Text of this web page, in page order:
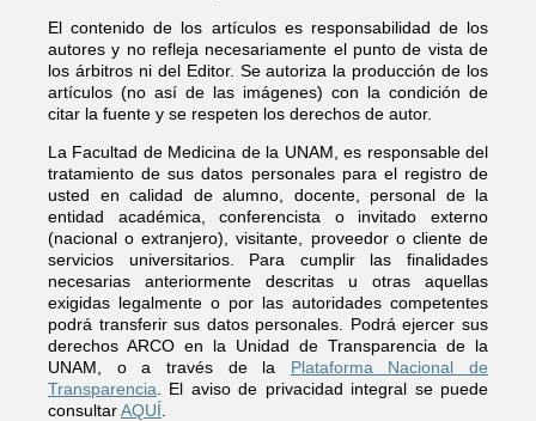
El contenido de los artículos es responsabilidad de los
autores y no refleja necesariamente el punto de vista de
los árbitros ni del Editor. Se autoriza la producción de los
artículos (no así de las imágenes) con la condición de
citar la fuente y se respeten los derechos de autor.
La Facultad de Medicina de la UNAM, es responsable del
tratamiento de sus datos personales para el registro de
usted en calidad de alumno, docente, personal de la
entidad académica, conferencista o invitado externo
(nacional o extranjero), visitante, proveedor o cliente de
servicios universitarios. Para cumplir las finalidades
necesarias anteriormente descritas u otras aquellas
exigidas legalmente o por las autoridades competentes
podrá transferir sus datos personales. Podrá ejercer sus
derechos ARCO en la Unidad de Transparencia de la
UNAM, o a través de la Plataforma Nacional de
Transparencia . El aviso de privacidad integral se puede
consultarAQUÍ